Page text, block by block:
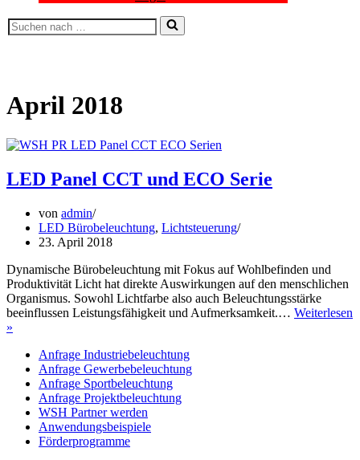
Suchen
nach …
April 2018
LED Panel CCT und ECO Serie
von admin
LED Bürobeleuchtung, Lichtsteuerung
23. April 2018
Dynamische Bürobeleuchtung mit Fokus auf Wohlbefinden und
Produktivität Licht hat direkte Auswirkungen auf den menschlichen
Organismus. Sowohl Lichtfarbe also auch Beleuchtungsstärke
beeinflussen Leistungsfähigkeit und Aufmerksamkeit.… Weiterlesen
»
CCT
und
ECO
Serie
Anfrage Industriebeleuchtung
Anfrage Gewerbebeleuchtung
Anfrage Sportbeleuchtung
Anfrage Projektbeleuchtung
WSH Partner werden
Anwendungsbeispiele
Förderprogramme